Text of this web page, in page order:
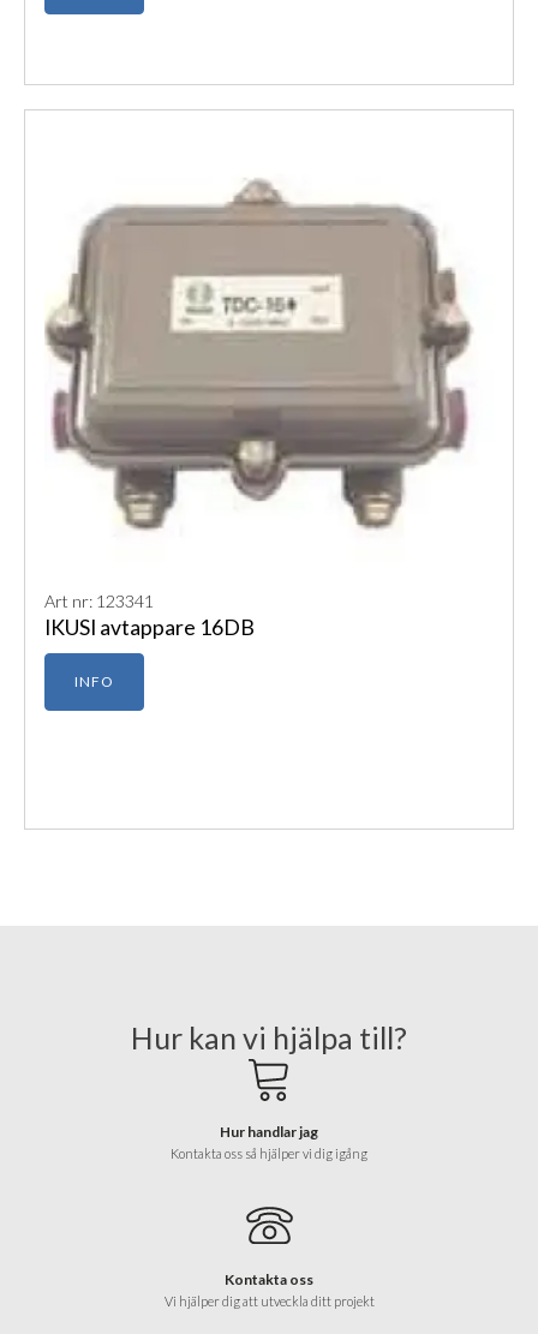
Art nr: 123341
IKUSI avtappare 16DB
INFO
Hur kan vi hjälpa till?
Hur handlar jag
Kontakta oss så hjälper vi dig igång
Kontakta oss
Vi hjälper dig att utveckla ditt projekt